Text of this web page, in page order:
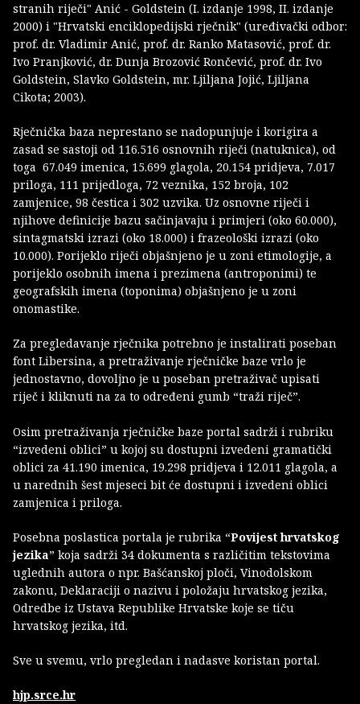
stranih riječi" Anić - Goldstein (I. izdanje 1998, II. izdanje
2000) i "Hrvatski enciklopedijski rječnik" (uređivački odbor:
prof. dr. Vladimir Anić, prof. dr. Ranko Matasović, prof. dr.
Ivo Pranjković, dr. Dunja Brozović Rončević, prof. dr. Ivo
Goldstein, Slavko Goldstein, mr. Ljiljana Jojić, Ljiljana
Cikota; 2003).
Rječnička baza neprestano se nadopunjuje i korigira a
zasad se sastoji od 116.516 osnovnih riječi (natuknica), od
toga 67.049 imenica, 15.699 glagola, 20.154 pridjeva, 7.017
priloga, 111 prijedloga, 72 veznika, 152 broja, 102
zamjenice, 98 čestica i 302 uzvika. Uz osnovne riječi i
njihove definicije bazu sačinjavaju i primjeri (oko 60.000),
sintagmatski izrazi (oko 18.000) i frazeološki izrazi (oko
10.000). Porijeklo riječi objašnjeno je u zoni etimologije, a
porijeklo osobnih imena i prezimena (antroponimi) te
geografskih imena (toponima) objašnjeno je u zoni
onomastike.
Za pregledavanje rječnika potrebno je instalirati poseban
font Libersina, a pretraživanje rječničke baze vrlo je
jednostavno, dovoljno je u poseban pretraživač upisati
riječ i kliknuti na za to određeni gumb “traži riječ”.
Osim pretraživanja rječničke baze portal sadrži i rubriku
“izvedeni oblici” u kojoj su dostupni izvedeni gramatički
oblici za 41.190 imenica, 19.298 pridjeva i 12.011 glagola, a
u narednih šest mjeseci bit će dostupni i izvedeni oblici
zamjenica i priloga.
Posebna poslastica portala je rubrika “Povijest hrvatskog
jezika” koja sadrži 34 dokumenta s različitim tekstovima
uglednih autora o npr. Bašćanskoj ploči, Vinodolskom
zakonu, Deklaraciji o nazivu i položaju hrvatskog jezika,
Odredbe iz Ustava Republike Hrvatske koje se tiču
hrvatskog jezika, itd.
Sve u svemu, vrlo pregledan i nadasve koristan portal.
hjp.srce.hr